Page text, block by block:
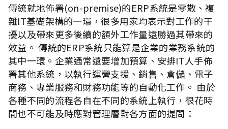
傳統就地佈署(on-premise)的ERP系統是零散、複
雜IT基礎架構的一環，很多用家均表示對工作的干
擾以及帶來更多後續的額外工作量遠勝過其帶來的
效益。 傳統的ERP系統只能算是企業的業務系統的
其中一環。企業通常還要增加預算、安排IT人手佈
署其他系統，以執行運營支援、銷售、倉儲、電子
商務、專業服務和財務功能等的自動化工作。 由於
各種不同的流程各自在不同的系統上執行，很花時
間也不可能及時應對管理層對各方面的提問：